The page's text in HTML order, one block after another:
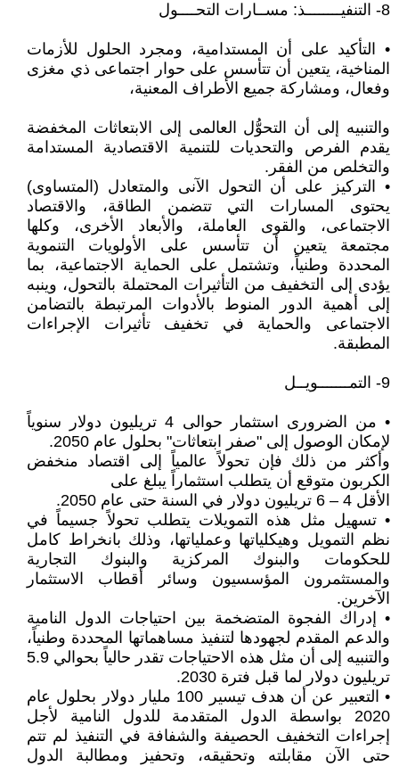
8- التنفيــــــــذ: مســارات التحــــول
• التأكيد على أن المستدامية، ومجرد الحلول للأزمات
المناخية، يتعين أن تتأسس على حوار اجتماعى ذي مغزى
وفعال، ومشاركة جميع الأطراف المعنية،
والتنبيه إلى أن التحوُّل العالمى إلى الابتعاثات المخفضة
يقدم الفرص والتحديات للتنمية الاقتصادية المستدامة
والتخلص من الفقر.
• التركيز على أن التحول الآنى والمتعادل (المتساوى)
يحتوى المسارات التي تتضمن الطاقة، والاقتصاد
الاجتماعى، والقوى العاملة، والأبعاد الأخرى، وكلها
مجتمعة يتعين أن تتأسس على الأولويات التنموية
المحددة وطنياً، وتشتمل على الحماية الاجتماعية، بما
يؤدى إلى التخفيف من التأثيرات المحتملة بالتحول، وينبه
إلى أهمية الدور المنوط بالأدوات المرتبطة بالتضامن
الاجتماعى والحماية في تخفيف تأثيرات الإجراءات
المطبقة.
9- التمـــــــويــل
• من الضرورى استثمار حوالى 4 تريليون دولار سنوياً
لإمكان الوصول إلى "صفر ابتعاثات" بحلول عام 2050.
وأكثر من ذلك فإن تحولاً عالمياً إلى اقتصاد منخفض
الكربون متوقع أن يتطلب استثماراً يبلغ على
الأقل 4 – 6 تريليون دولار في السنة حتى عام 2050.
• تسهيل مثل هذه التمويلات يتطلب تحولاً جسيماً في
نظم التمويل وهيكلياتها وعملياتها، وذلك بانخراط كامل
للحكومات والبنوك المركزية والبنوك التجارية
والمستثمرون المؤسسيون وسائر أقطاب الاستثمار
الآخرين.
• إدراك الفجوة المتضخمة بين احتياجات الدول النامية
والدعم المقدم لجهودها لتنفيذ مساهماتها المحددة وطنياً،
والتنبيه إلى أن مثل هذه الاحتياجات تقدر حالياً بحوالي 5.9
تريليون دولار لما قبل فترة 2030.
• التعبير عن أن هدف تيسير 100 مليار دولار بحلول عام
2020 بواسطة الدول المتقدمة للدول النامية لأجل
إجراءات التخفيف الحصيفة والشفافة في التنفيذ لم تتم
حتى الآن مقابلته وتحقيقه، وتحفيز ومطالبة الدول